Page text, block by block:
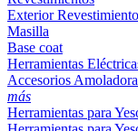
Exterior
Masilla
Base coat
Herramientas
Accesorios
más
Herramientas para